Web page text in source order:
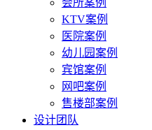
会所案例
KTV案例
医院案例
幼儿园案例
宾馆案例
网吧案例
售楼部案例
设计团队